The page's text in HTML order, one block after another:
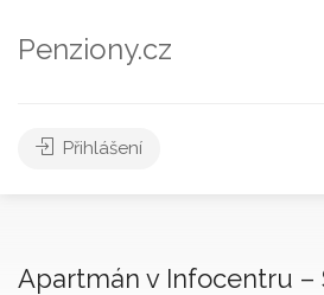
Penziony.cz
Přihlášení
Apartmán v Infocentru –